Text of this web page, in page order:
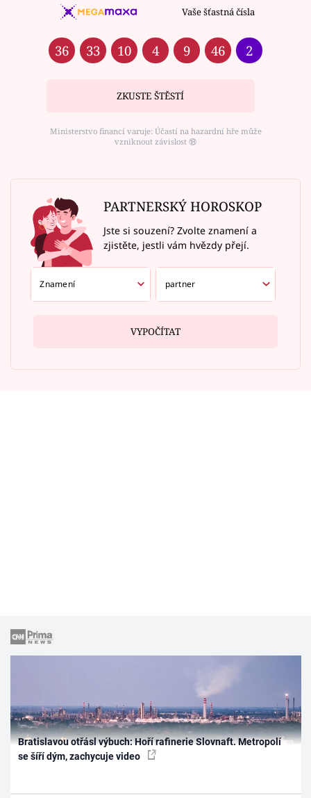
Vaše šťastná čísla
36 33 10 4 9 46 2
ZKUSTE ŠTĚSTÍ
Ministerstvo financí varuje: Účastí na hazardní hře může
vzniknout závislost ⑱
PARTNERSKÝ HOROSKOP
Jste si souzení? Zvolte znamení a
zjistěte, jestli vám hvězdy přejí.
VYPOČÍTAT
Bratislavou otřásl výbuch: Hoří rafinerie Slovnaft. Metropolí
se šíří dým, zachycuje video